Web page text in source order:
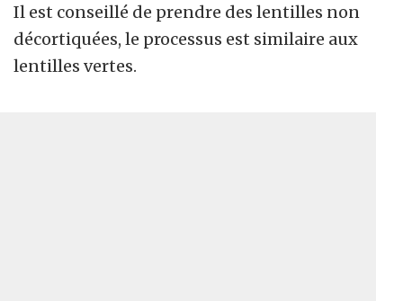
Il est conseillé de prendre des lentilles non
décortiquées, le processus est similaire aux
lentilles vertes.